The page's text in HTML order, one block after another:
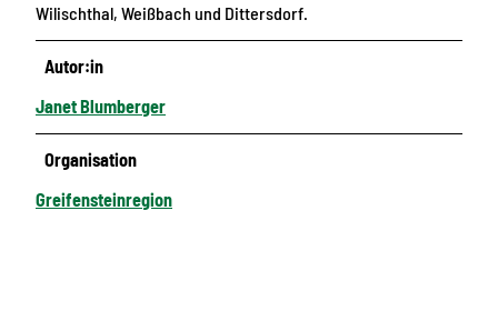
Wilischthal, Weißbach und Dittersdorf.
Autor:in
Janet Blumberger
Organisation
Greifensteinregion